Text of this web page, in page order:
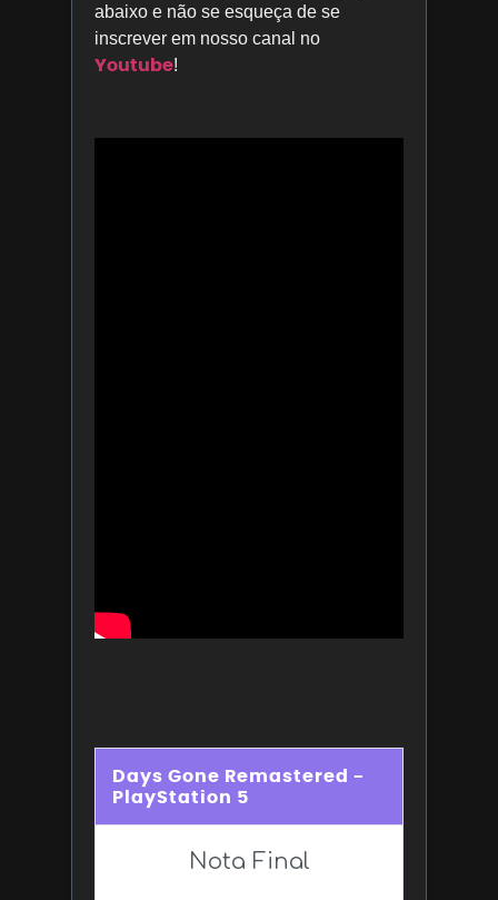
abaixo e não se esqueça de se
inscrever em nosso canal no
Youtube!
Days Gone Remastered -
PlayStation 5
Nota Final